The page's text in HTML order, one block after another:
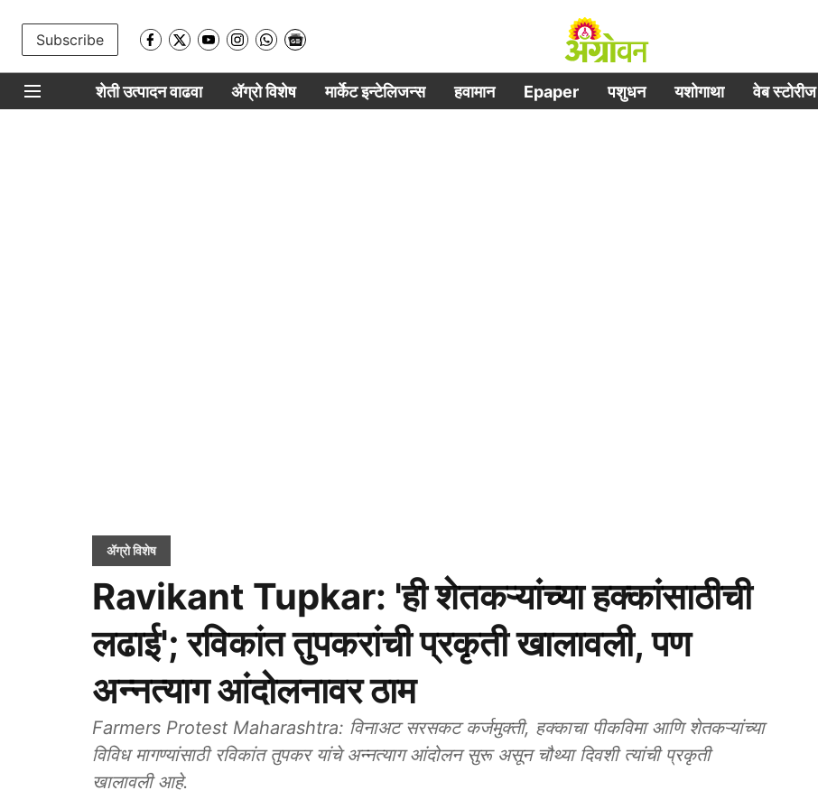
Subscribe
शेती उत्पादन वाढवा ॲग्रो विशेष मार्केट इन्टेलिजन्स हवामान Epaper पशुधन यशोगाथा वेब स्टोरीज
ॲग्रो विशेष
Ravikant Tupkar: 'ही शेतकऱ्यांच्या हक्कांसाठीची
लढाई'; रविकांत तुपकरांची प्रकृती खालावली, पण
अन्नत्याग आंदोलनावर ठाम
Farmers Protest Maharashtra: विनाअट सरसकट कर्जमुक्ती, हक्काचा पीकविमा आणि शेतकऱ्यांच्या
विविध मागण्यांसाठी रविकांत तुपकर यांचे अन्नत्याग आंदोलन सुरू असून चौथ्या दिवशी त्यांची प्रकृती
खालावली आहे.